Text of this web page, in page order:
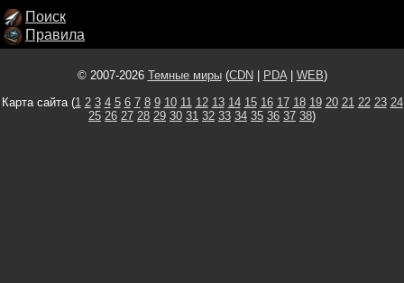
Поиск
Правила
© 2007-2026 Темные миры(CDN PDA| WEB)
Карта сайта (1 2 3 4 5 6 7 8 9 10 11 12 13 14 15 16 17 18 19 20 21 22 23 24
25 26 27 28 29 30 31 32 33 34 35 36 37 38)